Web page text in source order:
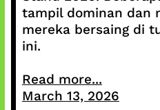
tampil dominan dan
mereka bersaing di
ini.
Read more...
March 13, 2026